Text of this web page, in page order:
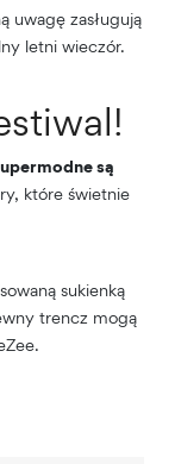
uwagę zasługują
letni wieczór.
są
które świetnie
sukienką
trencz mogą